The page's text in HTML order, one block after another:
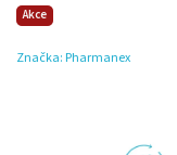
Akce
Značka: Pharmanex